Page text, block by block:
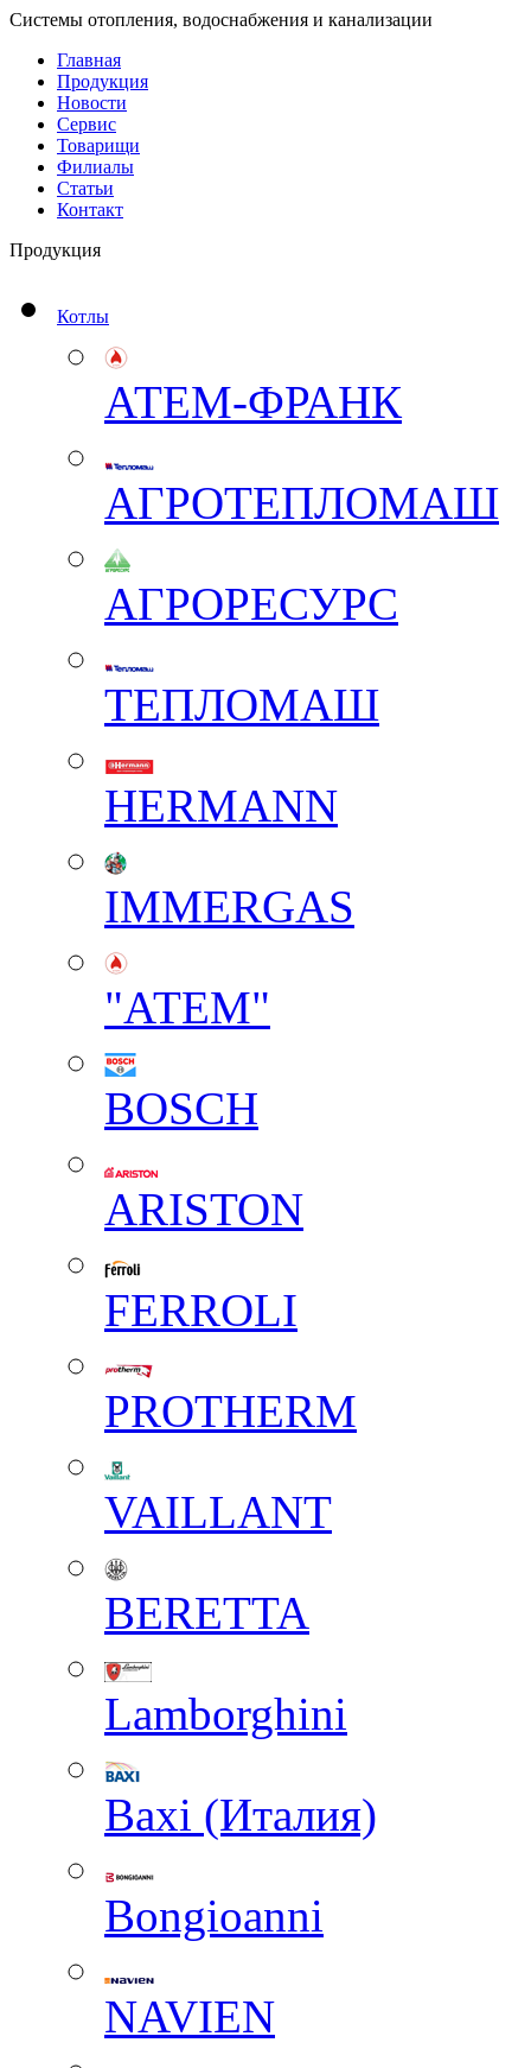
Системы отопления, водоснабжения и канализации
Главная
Продукция
Новости
Сервис
Товарищи
Филиалы
Статьи
Контакт
Продукция
Котлы
АТЕМ-ФРАНК
АГРОТЕПЛОМАШ
АГРОРЕСУРС
ТЕПЛОМАШ
HERMANN
IMMERGAS
"АТЕМ"
BOSCH
ARISTON
FERROLI
PROTHERM
VAILLANT
BERETTA
Lamborghini
Baxi (Италия)
Вongioanni
NAVIEN